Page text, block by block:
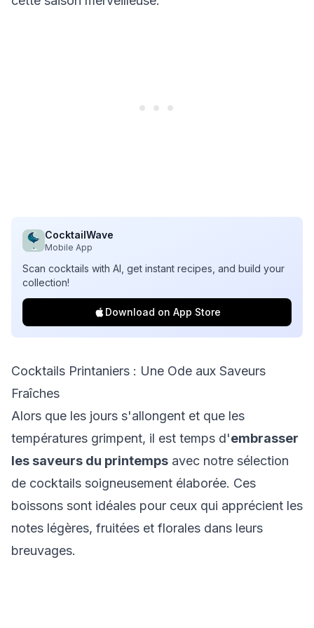
CocktailWave
Mobile App
Scan cocktails with AI, get instant recipes, and build your
collection!
Download on App Store
Cocktails Printaniers : Une Ode aux Saveurs
Fraîches
Alors que les jours s'allongent et que les
températures grimpent, il est temps d'embrasser
les saveurs du printemps avec notre sélection
de cocktails soigneusement élaborée. Ces
boissons sont idéales pour ceux qui apprécient les
notes légères, fruitées et florales dans leurs
breuvages.